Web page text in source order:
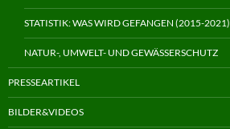
STATISTIK: WAS WIRD GEFANGEN (2015-2021)
NATUR-, UMWELT- UND GEWÄSSERSCHUTZ
PRESSEARTIKEL
BILDER&VIDEOS